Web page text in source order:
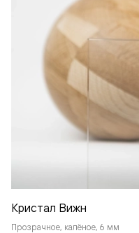
Кристал Вижн
Прозрачное, калёное, 6 мм